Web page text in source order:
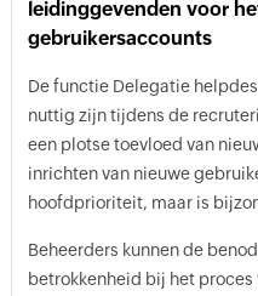
leidinggevenden voor
gebruikersaccounts
De functie Delegatie
nuttig zijn tijdens de
een plotse toevloed van
inrichten van nieuwe
hoofdprioriteit, maar is
Beheerders kunnen de
betrokkenheid bij het